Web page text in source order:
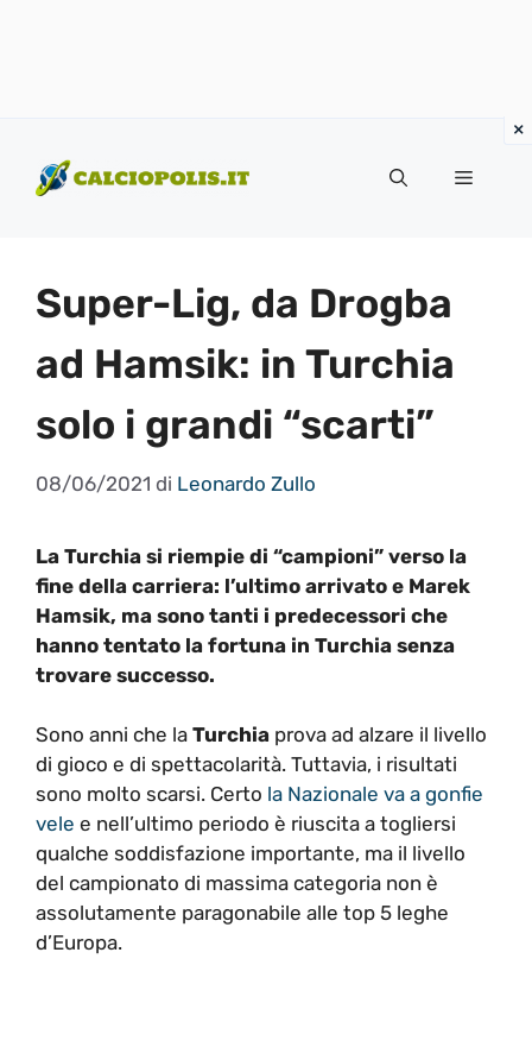
contenuto
Menu
Super-Lig, da Drogba
ad Hamsik: in Turchia
solo i grandi “scarti”
08/06/2021 di Leonardo Zullo
La Turchia si riempie di “campioni” verso la
fine della carriera: l’ultimo arrivato e Marek
Hamsik, ma sono tanti i predecessori che
hanno tentato la fortuna in Turchia senza
trovare successo.
Sono anni che la Turchia prova ad alzare il livello
di gioco e di spettacolarità. Tuttavia, i risultati
sono molto scarsi. Certo la Nazionale va a gonfie
vele e nell’ultimo periodo è riuscita a togliersi
qualche soddisfazione importante, ma il livello
del campionato di massima categoria non è
assolutamente paragonabile alle top 5 leghe
d’Europa.